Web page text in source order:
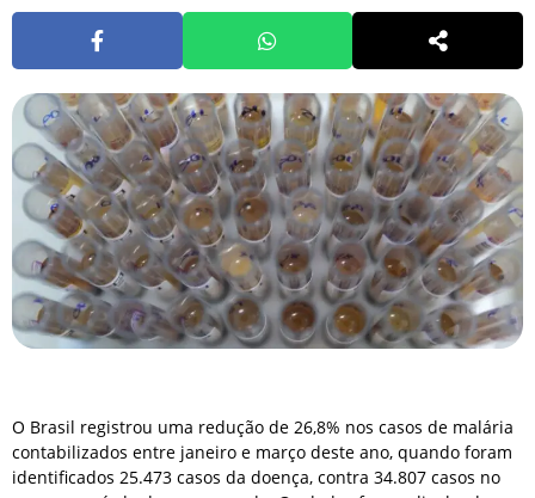
O Brasil registrou uma redução de 26,8% nos casos de malária
contabilizados entre janeiro e março deste ano, quando foram
identificados 25.473 casos da doença, contra 34.807 casos no